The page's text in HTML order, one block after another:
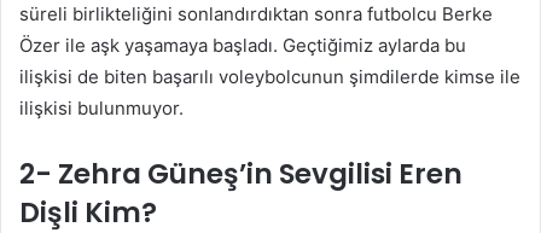
süreli birlikteliğini sonlandırdıktan sonra futbolcu Berke
Özer ile aşk yaşamaya başladı. Geçtiğimiz aylarda bu
ilişkisi de biten başarılı voleybolcunun şimdilerde kimse ile
ilişkisi bulunmuyor.
2- Zehra Güneş’in Sevgilisi Eren
Dişli Kim?